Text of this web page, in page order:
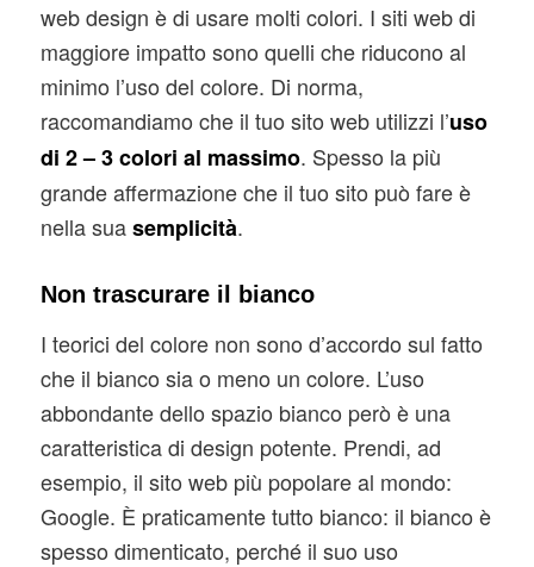
web design è di usare molti colori. I siti web di
maggiore impatto sono quelli che riducono al
minimo l’uso del colore. Di norma,
raccomandiamo che il tuo sito web utilizzi l’uso
di 2 – 3 colori al massimo. Spesso la più
grande affermazione che il tuo sito può fare è
nella suasemplicità.
Non trascurare il bianco
I teorici del colore non sono d’accordo sul fatto
che il bianco sia o meno un colore. L’uso
abbondante dello spazio bianco però è una
caratteristica di design potente. Prendi, ad
esempio, il sito web più popolare al mondo:
Google. È praticamente tutto bianco: il bianco è
spesso dimenticato, perché il suo uso